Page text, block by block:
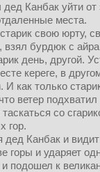
Канбак уйти от
места.
свою юрту,
взял бурдюк с
день, другой.
кереге, в
И как только
ветер
со
гор.
дед Канбак и
горы и ударяет
подошел к